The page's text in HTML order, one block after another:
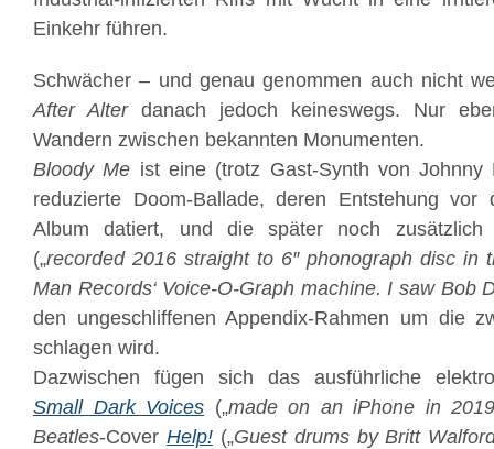
Einkehr führen.
Schwächer – und genau genommen auch nicht
After Alterdanach jedoch keineswegs. Nur
Wandern zwischen bekannten Monumenten.
Bloody Me ist eine (trotz Gast-Synth von Johnny
reduzierte Doom-Ballade, deren Entstehung
Album datiert, und die später noch zusätzlich
(„recorded 2016 straight to 6″ phonograph disc in
Man Records‘ Voice-O-Graph machine. I saw Bob
den ungeschliffenen Appendix-Rahmen um die
schlagen wird.
Dazwischen fügen sich das ausführliche
Small Dark Voices („made on an iPhone in
Beatles-Cover Help!(„Guest drums by Britt